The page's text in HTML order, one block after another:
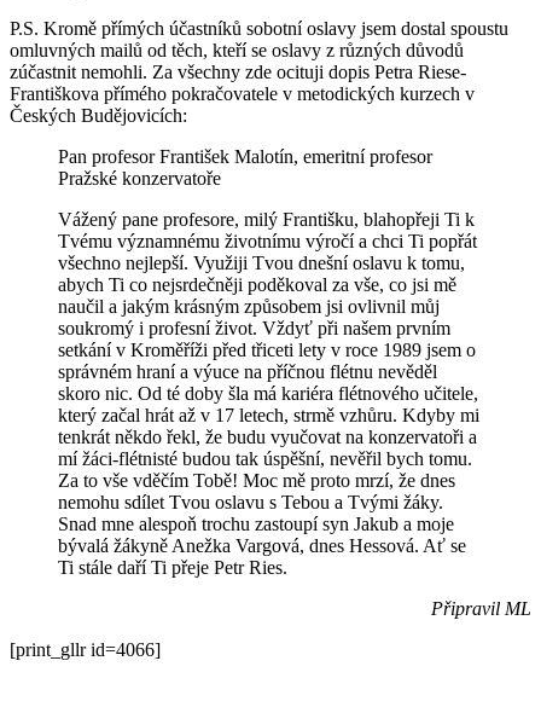
P.S. Kromě přímých účastníků sobotní oslavy jsem dostal spoustu
omluvných mailů od těch, kteří se oslavy z různých důvodů
zúčastnit nemohli. Za všechny zde ocituji dopis Petra Riese-
Františkova přímého pokračovatele v metodických kurzech v
Českých Budějovicích:
Pan profesor František Malotín, emeritní profesor
Pražské konzervatoře
Vážený pane profesore, milý Františku, blahopřeji Ti k
Tvému významnému životnímu výročí a chci Ti popřát
všechno nejlepší. Využiji Tvou dnešní oslavu k tomu,
abych Ti co nejsrdečněji poděkoval za vše, co jsi mě
naučil a jakým krásným způsobem jsi ovlivnil můj
soukromý i profesní život. Vždyť při našem prvním
setkání v Kroměříži před třiceti lety v roce 1989 jsem o
správném hraní a výuce na příčnou flétnu nevěděl
skoro nic. Od té doby šla má kariéra flétnového učitele,
který začal hrát až v 17 letech, strmě vzhůru. Kdyby mi
tenkrát někdo řekl, že budu vyučovat na konzervatoři a
mí žáci-flétnisté budou tak úspěšní, nevěřil bych tomu.
Za to vše vděčím Tobě! Moc mě proto mrzí, že dnes
nemohu sdílet Tvou oslavu s Tebou a Tvými žáky.
Snad mne alespoň trochu zastoupí syn Jakub a moje
bývalá žákyně Anežka Vargová, dnes Hessová. Ať se
Ti stále daří Ti přeje Petr Ries.
Připravil ML
[print_gllr id=4066]